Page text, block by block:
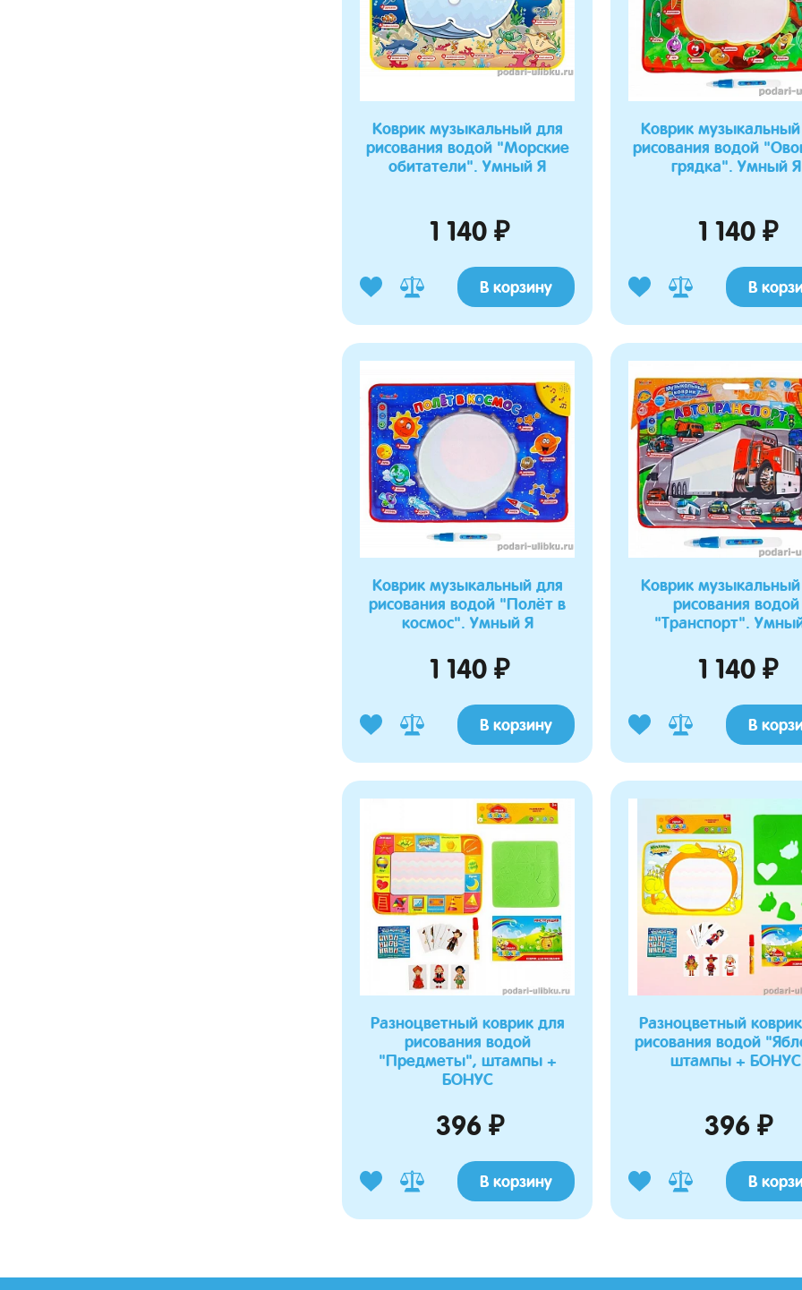
Коврик музыкальный для
рисования водой "Морские
обитатели". Умный Я
1 140 ₽
В корзину
Коврик
рисования водой
грядка". Умный Я
1 140 ₽
В
Коврик музыкальный для
рисования водой "Полёт в
космос". Умный Я
1 140 ₽
В корзину
Коврик
рисования водой
"Транспорт".
1 140 ₽
В
Разноцветный коврик для
рисования водой
"Предметы", штампы +
БОНУС
396 ₽
В корзину
Разноцветный
рисования водой
штампы + БОНУС
396 ₽
В